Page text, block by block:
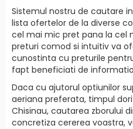
Sistemul nostru de cautare
lista ofertelor de la diverse
cel mai mic pret pana la cel
preturi comod si intuitiv va
cunostinta cu preturile
fapt beneficiati de
Daca cu ajutorul optiunilor
aeriana preferata, timpul
Chisinau, cautarea zborului
concretiza cererea voastra,